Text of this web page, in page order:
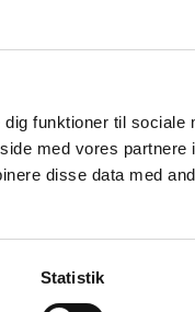
funktioner til sociale
med vores partnere
disse data med
Statistik